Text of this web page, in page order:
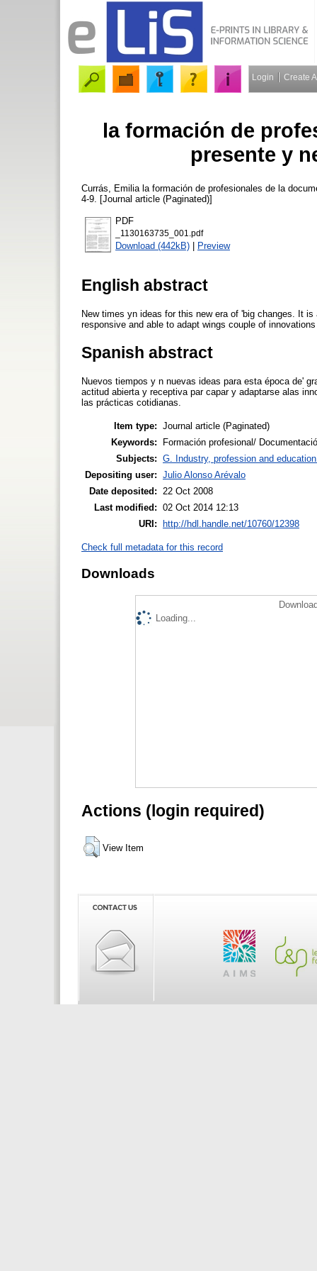
Login Create
la formación de
presente y
Currás, Emilia la formación de profesionales de la
4-9. [Journal article (Paginated)]
PDF
_1130163735_001.pdf
Download (442kB) | Preview
English abstract
New times yn ideas for this new era of 'big changes. It
responsive and able to adapt wings couple of
Spanish abstract
Nuevos tiempos y n nuevas ideas para esta época de'
actitud abierta y receptiva par capar y adaptarse alas
las prácticas cotidianas.
Item type: Journal article (Paginated)
Keywords:
Formación profesional/
Subjects: G. Industry, profession and
Depositing user: Julio Alonso Arévalo
Date deposited:
22 Oct 2008
Last modified: 02 Oct 2014 12:13
URI:
http://hdl.handle.net/10760/12398
Check full metadata for this record
Downloads
Loading...
Actions (login required)
View Item